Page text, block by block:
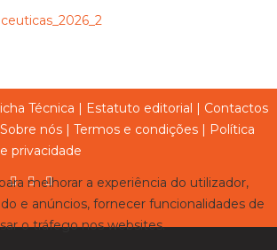
Técnica | Estatuto editorial | Contactos
Sobre nós | Termos e condições | Política
privacidade
melhorar a experiência do utilizador,
e anúncios, fornecer funcionalidades de
o tráfego nos websites.